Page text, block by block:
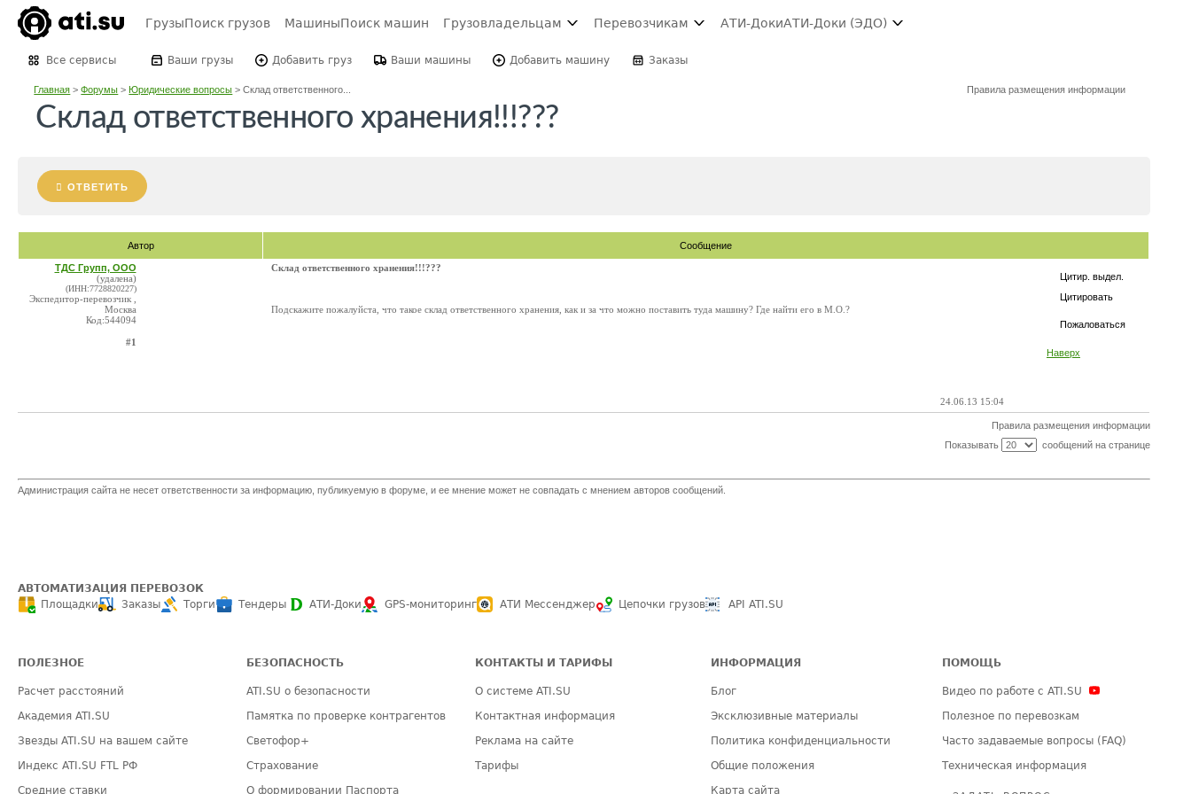
ГрузыПоиск грузов МашиныПоиск машин Грузовладельцам Перевозчикам АТИ-ДокиАТИ-Доки (ЭДО)
Все сервисы Ваши грузы Добавить груз Ваши машины Добавить машину Заказы
Главная >Форумы >Юридические вопросы >Склад ответственного... Правила размещения информации
Склад ответственного хранения!!!???
ОТВЕТИТЬ
Автор Сообщение
Цитир. выдел.
Цитировать
Пожаловаться
Наверх
ТДС Групп, ООО
(удалена)
(ИНН:7728820227)
Экспедитор-перевозчик ,
Москва
Код:544094
#1
Склад ответственного хранения!!!???
Подскажите пожалуйста, что такое склад ответственного хранения, как и за что можно поставить туда машину? Где найти его в М.О.?
24.06.13 15:04
Правила размещения информации
Показывать
сообщений на странице
Администрация сайта не несет ответственности за информацию, публикуемую в форуме, и ее мнение может не совпадать с мнением авторов сообщений.
АВТОМАТИЗАЦИЯ ПЕРЕВОЗОК
Площадки
Заказы Торги Тендеры АТИ-Доки GPS-мониторинг АТИ Мессенджер Цепочки грузов API ATI.SU
ПОЛЕЗНОЕ
Расчет расстояний
Академия ATI.SU
Звезды ATI.SU на вашем сайте
Индекс ATI.SU FTL РФ
Средние ставки
БЕЗОПАСНОСТЬ
ATI.SU о безопасности
Памятка по проверке контрагентов
Светофор+
Страхование
О формировании Паспорта
КОНТАКТЫ И ТАРИФЫ
О системе ATI.SU
Контактная информация
Реклама на сайте
Тарифы
ИНФОРМАЦИЯ
Блог
Эксклюзивные материалы
Политика конфиденциальности
Общие положения
Карта сайта
ПОМОЩЬ
Видео по работе с ATI.SU
Полезное по перевозкам
Часто задаваемые вопросы (FAQ)
Техническая информация